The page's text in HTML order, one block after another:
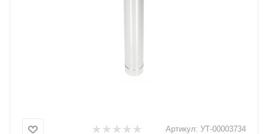
Артикул: УТ-00003734
Оплачивайте сегодня только
Получайте товар